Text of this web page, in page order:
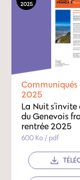
2025
Communiqués
2025
La Nuit s'invite
du Genevois
rentrée 2025
600 Ko / pdf